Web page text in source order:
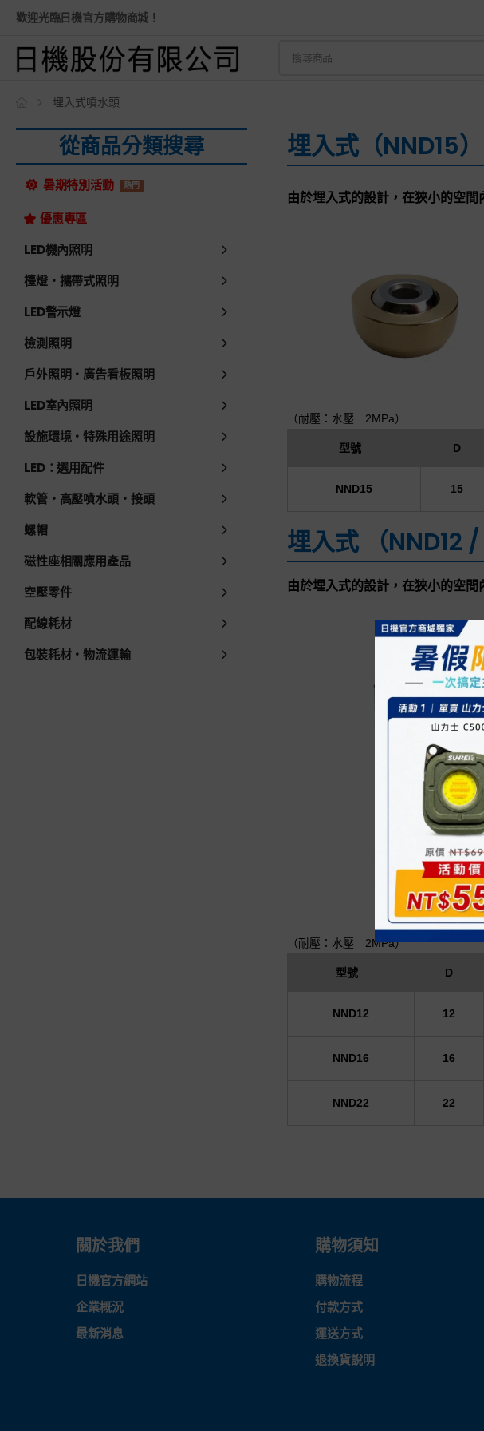
歡迎光臨日機官方購物商城！
埋入式噴水頭
從商品分類搜尋
暑期特別活動 熱門
優惠專區
LED機內照明
檯燈・攜帶式照明
LED警示燈
檢測照明
戶外照明・廣告看板照明
LED室內照明
設施環境・特殊用途照明
LED：選用配件
軟管・高壓噴水頭・接頭
螺帽
磁性座相關應用產品
空壓零件
配線耗材
包裝耗材・物流運輸
埋入式（NND15）
由於埋入式的設計，在狹小的空
（耐壓：水壓 2MPa）
型號 D
NND15 15
埋入式 （NND12
由於埋入式的設計，在狹小的空
（耐壓：水壓 2MPa）
型號 D
NND12 12
NND16 16
NND22 22
關於我們
日機官方網站
企業概況
最新消息
購物須知
購物流程
付款方式
運送方式
退換貨說明